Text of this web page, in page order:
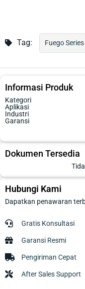
Tag: Fuego Series
Informasi Produk
Kategori
Aplikasi
Industri
Garansi
Dokumen Tersedia
Hubungi Kami
Dapatkan penawaran
Gratis Konsultasi
Garansi Resmi
Pengiriman Cepat
After Sales Support